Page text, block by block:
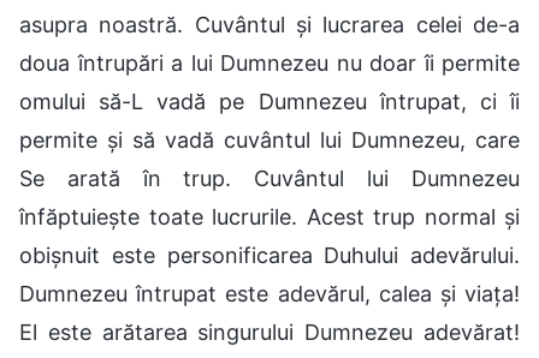
asupra noastră. Cuvântul și lucrarea celei de-a
doua întrupări a lui Dumnezeu nu doar îi permite
omului să-L vadă pe Dumnezeu întrupat, ci îi
permite și să vadă cuvântul lui Dumnezeu, care
Se arată în trup. Cuvântul lui Dumnezeu
înfăptuiește toate lucrurile. Acest trup normal și
obișnuit este personificarea Duhului adevărului.
Dumnezeu întrupat este adevărul, calea și viața!
El este arătarea singurului Dumnezeu adevărat!